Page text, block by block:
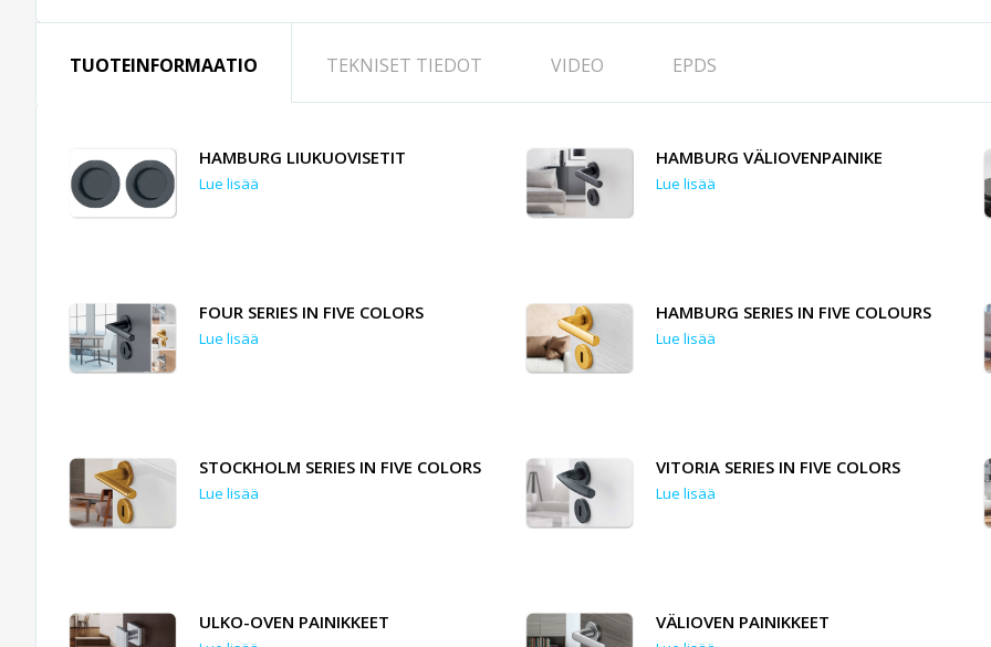
TUOTEINFORMAATIO TEKNISET TIEDOT VIDEO EPDS
HAMBURG LIUKUOVISETIT
Lue lisää
HAMBURG VÄLIOVENPAINIKE
Lue lisää
FOUR SERIES IN FIVE COLORS
Lue lisää
HAMBURG SERIES IN FIVE COLOURS
Lue lisää
STOCKHOLM SERIES IN FIVE COLORS
Lue lisää
VITORIA SERIES IN FIVE COLORS
Lue lisää
ULKO-OVEN PAINIKKEET VÄLIOVEN PAINIKKEET